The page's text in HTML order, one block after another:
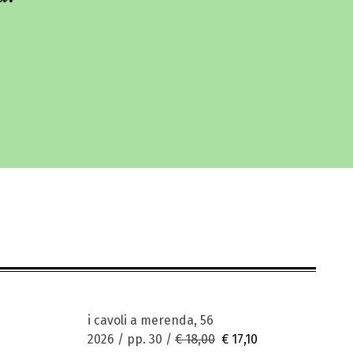
i cavoli a merenda, 56
2026 / pp. 30 / € 18,00 € 17,10